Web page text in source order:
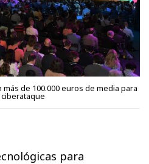
de 100.000 euros de media para
para